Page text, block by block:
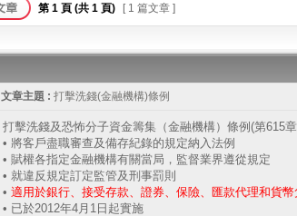
第 1 頁 (共 1 頁) [ 1 篇文章 ]
文章主題 : 打擊洗錢(金融機構)條例
打擊洗錢及恐怖分子資金籌集（金融機構）條例(第615
• 將客戶盡職審查及備存紀錄的規定納入法例
• 賦權各指定金融機構有關當局，監督業界遵從規定
• 就違反規定訂定監管及刑事罰則
• 適用於銀行、接受存款、證券、保險、匯款代理和貨幣
• 已於2012年4月1日起實施